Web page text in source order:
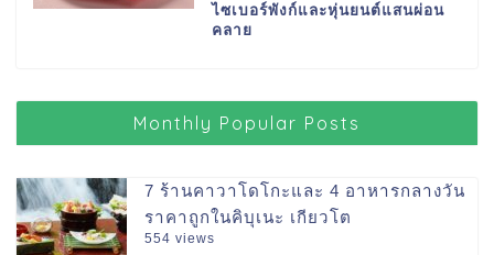
ไซเบอร์พังก์และหุ่นยนต์แสนผ่อน
คลาย
Monthly Popular Posts
7 ร้านคาวาโดโกะและ 4 อาหารกลางวัน
ราคาถูกในคิบุเนะ เกียวโต
554 views